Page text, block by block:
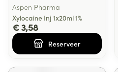
Aspen Pharma
Xylocaine Inj 1x20ml 1%
€ 3,58
Reserveer